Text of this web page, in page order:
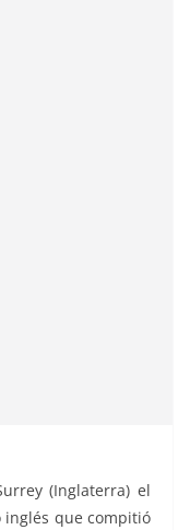
(Inglaterra) el
inglés que compitió